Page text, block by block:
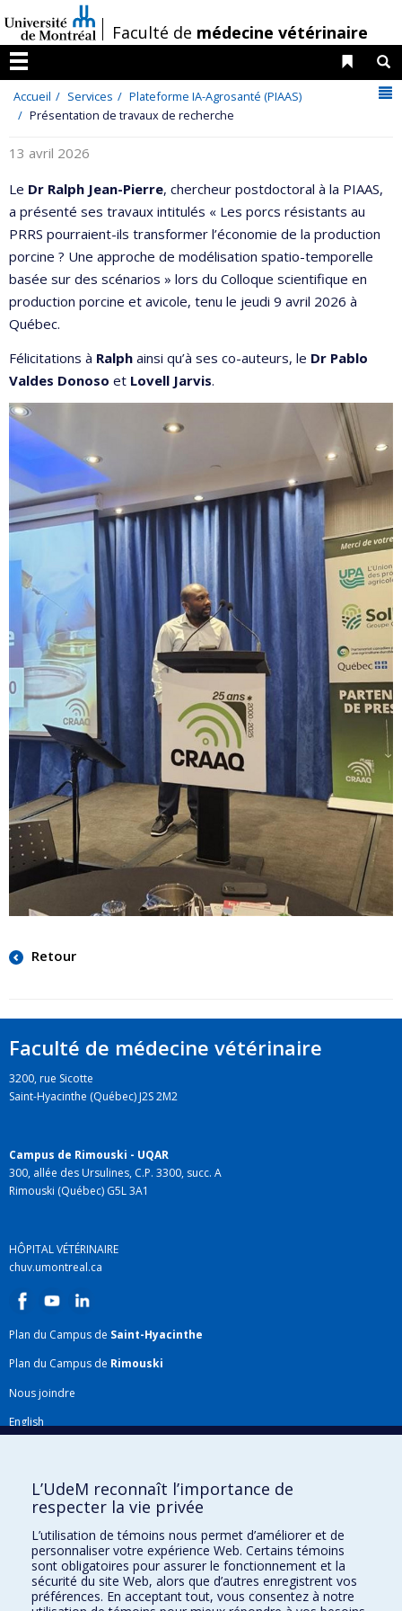
au
contenu
/Faculté de médecine vétérinaire
Menu
Liens
Accueil Services
Plateforme IA-Agrosanté (PIAAS)
Présentation de travaux de recherche
13 avril 2026
Le Dr Ralph Jean-Pierre, chercheur postdoctoral à la PIAAS,
a présenté ses travaux intitulés « Les porcs résistants au
PRRS pourraient-ils transformer l’économie de la production
porcine ? Une approche de modélisation spatio-temporelle
basée sur des scénarios » lors du Colloque scientifique en
production porcine et avicole, tenu le jeudi 9 avril 2026 à
Québec.
Félicitations à Ralph ainsi qu’à ses co-auteurs, le Dr Pablo
Valdes Donoso et Lovell Jarvis.
Retour
Faculté de médecine vétérinaire
3200, rue Sicotte
Saint-Hyacinthe (Québec) J2S 2M2
Campus de Rimouski - UQAR
300, allée des Ursulines, C.P. 3300, succ. A
Rimouski (Québec) G5L 3A1
HÔPITAL VÉTÉRINAIRE
chuv.umontreal.ca
Plan du Campus de Saint-Hyacinthe
Plan du Campus de Rimouski
Nous joindre
English
Plan du site
Accessibilité
Gabarits et image de marque
Agenda FMV & calendrier académique
La Faculté de médecine vétérinaire de l'Université de Montréal détient
L’UdeM reconnaît l’importance de
respecter la vie privée
L’utilisation de témoins nous permet d’améliorer et de
personnaliser votre expérience Web. Certains témoins
sont obligatoires pour assurer le fonctionnement et la
sécurité du site Web, alors que d’autres enregistrent vos
préférences. En acceptant tout, vous consentez à notre